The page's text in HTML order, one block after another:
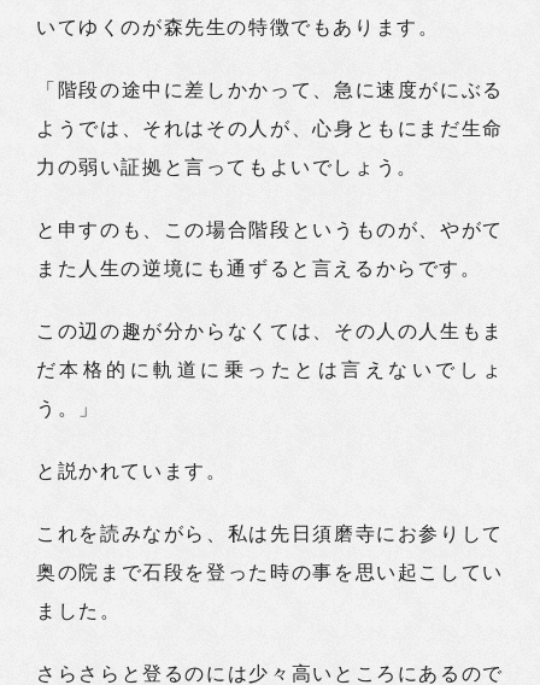
いてゆくのが森先生の特徴でもあります。
「階段の途中に差しかかって、急に速度がにぶる
ようでは、それはその人が、心身ともにまだ生命
力の弱い証拠と言ってもよいでしょう。
と申すのも、この場合階段というものが、やがて
また人生の逆境にも通ずると言えるからです。
この辺の趣が分からなくては、その人の人生もま
だ本格的に軌道に乗ったとは言えないでしょ
う。」
と説かれています。
これを読みながら、私は先日須磨寺にお参りして
奥の院まで石段を登った時の事を思い起こしてい
ました。
さらさらと登るのには少々高いところにあるので